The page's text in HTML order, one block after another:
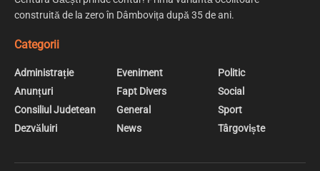
construită de la zero în Dâmbovița după 35 de ani.
Categorii
Administrație
Anunțuri
Consiliul Judetean
Dezvăluiri
Eveniment
Fapt Divers
General
News
Politic
Social
Sport
Târgoviște